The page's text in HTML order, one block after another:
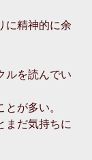
に精神的に余
ルを読んでい
が多い。
まだ気持ちに